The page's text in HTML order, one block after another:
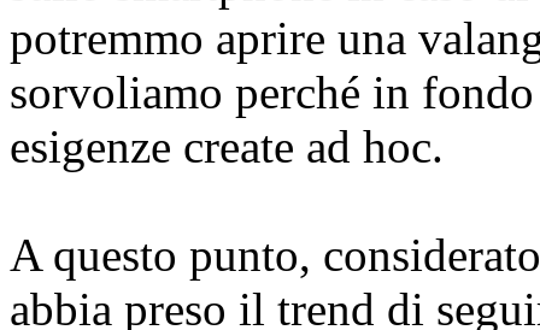
potremmo aprire una
sorvoliamo perché in
esigenze create ad hoc.
A questo punto,
abbia preso il trend di